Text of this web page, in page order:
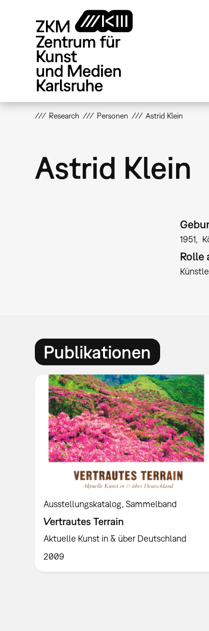
Research Personen Astrid Klein
Astrid Klein
1951
Rolle
Publikationen
Ausstellungskatalog Sammelband
Vertrautes Terrain
Aktuelle Kunst in & über Deutschland
2009